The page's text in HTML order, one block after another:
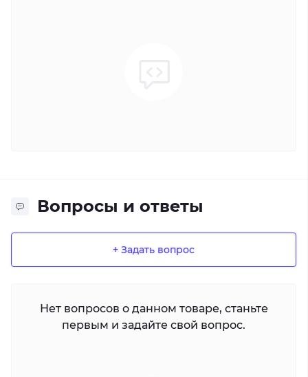
Вопросы и ответы
+ Задать вопрос
Нет вопросов о данном товаре, станьте
первым и задайте свой вопрос.